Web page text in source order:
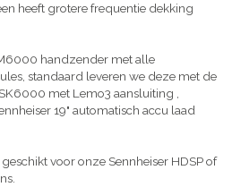
heeft grotere frequentie dekking
handzender met alle
standaard leveren we deze met de
met Lemo3 aansluiting ,
19" automatisch accu laad
voor onze Sennheiser HDSP of